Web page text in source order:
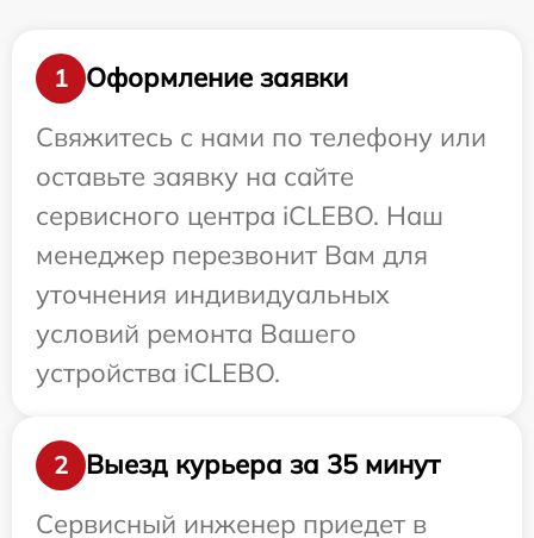
1
Оформление заявки
Свяжитесь с нами по телефону или
оставьте заявку на сайте
сервисного центра iCLEBO. Наш
менеджер перезвонит Вам для
уточнения индивидуальных
условий ремонта Вашего
устройства iCLEBO.
2
Выезд курьера за 35 минут
Сервисный инженер приедет в